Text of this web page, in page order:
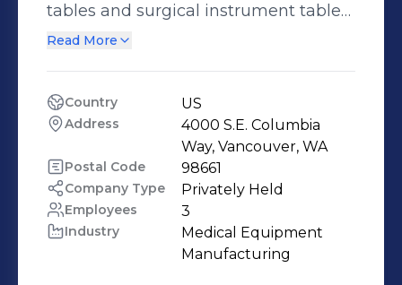
tables and surgical instrument tables.
The Double-decker tables are
orthopedics, spinal fusions, neuro,
endoscopy, open heart and
craniotomies. The additional space
created by the upper tier shelf
promotes improved visibility,
organization and arrangement of
Read More
Country US
Address
4000 S.E. Columbia
Way, Vancouver, WA
Postal Code 98661
Company Type Privately Held
Employees 3
Industry
Medical Equipment
Manufacturing